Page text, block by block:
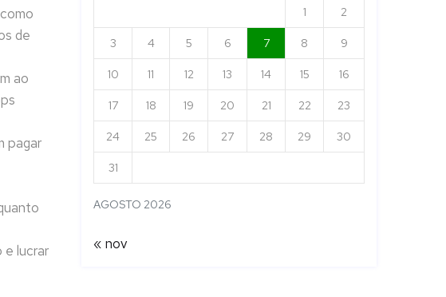
de
ao
pagar
e lucrar
AGOSTO 2026
1 2
3 4 5 6 7 8 9
10 11 12 13 14 15 16
17 18 19 20 21 22 23
24 25 26 27 28 29 30
31
« nov